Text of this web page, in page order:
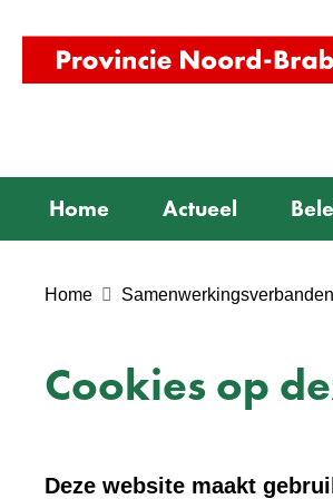
Home Actueel
Home Samenwerkingsverbanden
Cookies op
Deze website maakt